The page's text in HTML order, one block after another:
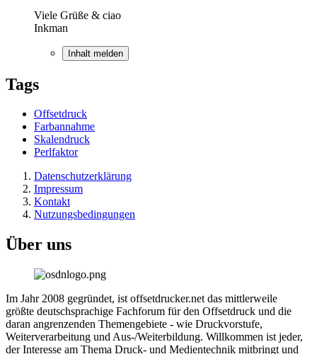
Viele Grüße & ciao
Inkman
Inhalt melden
Tags
Offsetdruck
Farbannahme
Skalendruck
Perlfaktor
Datenschutzerklärung
Impressum
Kontakt
Nutzungsbedingungen
Über uns
Im Jahr 2008 gegründet, ist offsetdrucker.net das mittlerweile
größte deutschsprachige Fachforum für den Offsetdruck und die
daran angrenzenden Themengebiete - wie Druckvorstufe,
Weiterverarbeitung und Aus-/Weiterbildung. Willkommen ist jeder,
der Interesse am Thema Druck- und Medientechnik mitbringt und